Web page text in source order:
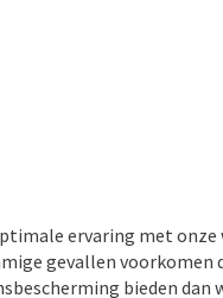
ervaring met
gevallen voorkomen
bieden